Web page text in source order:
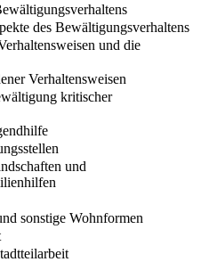
des Bewältigungsverhaltens
und die
Verhaltensweisen
kritischer
und
sonstige Wohnformen